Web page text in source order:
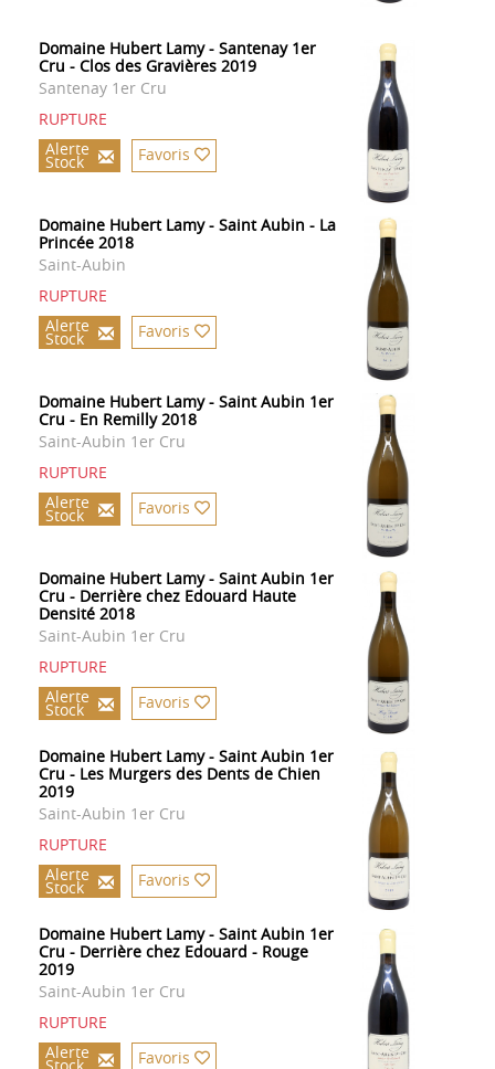
Domaine Hubert Lamy - Santenay 1er
Cru - Clos des Gravières 2019
Santenay 1er Cru
RUPTURE
Alerte
Stock Favoris
Domaine Hubert Lamy - Saint Aubin - La
Princée 2018
Saint-Aubin
RUPTURE
Alerte
Stock Favoris
Domaine Hubert Lamy - Saint Aubin 1er
Cru - En Remilly 2018
Saint-Aubin 1er Cru
RUPTURE
Alerte
Stock Favoris
Domaine Hubert Lamy - Saint Aubin 1er
Cru - Derrière chez Edouard Haute
Densité 2018
Saint-Aubin 1er Cru
RUPTURE
Alerte
Stock Favoris
Domaine Hubert Lamy - Saint Aubin 1er
Cru - Les Murgers des Dents de Chien
2019
Saint-Aubin 1er Cru
RUPTURE
Alerte
Stock Favoris
Domaine Hubert Lamy - Saint Aubin 1er
Cru - Derrière chez Edouard - Rouge
2019
Saint-Aubin 1er Cru
RUPTURE
Alerte
Favoris